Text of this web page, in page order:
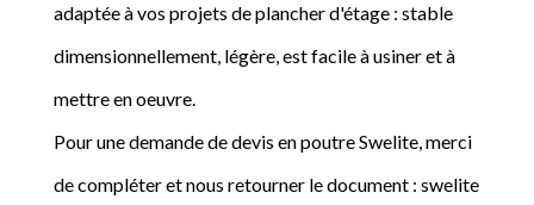
adaptée à vos projets de plancher d'étage : stable
dimensionnellement, légère, est facile à usiner et à
mettre en oeuvre.
Pour une demande de devis en poutre Swelite, merci
de compléter et nous retourner le document : swelite